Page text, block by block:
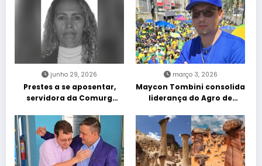
junho 29, 2026
Prestes a se aposentar,
servidora da Comurg
entra em protocolo de
morte encefálica
março 3, 2026
Maycon Tombini consolida
liderança do Agro de
“Acorda Brasil” em Goiânia